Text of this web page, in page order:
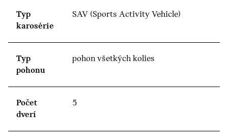
Typ
karosérie
SAV (Sports Activity Vehicle)
Typ
pohonu
pohon všetkých kolies
Počet
dverí
5